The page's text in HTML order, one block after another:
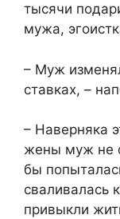
тысячи
мужа,
– Муж
ставках, –
– Наверняка
жены муж не
бы
сваливалась
привыкли